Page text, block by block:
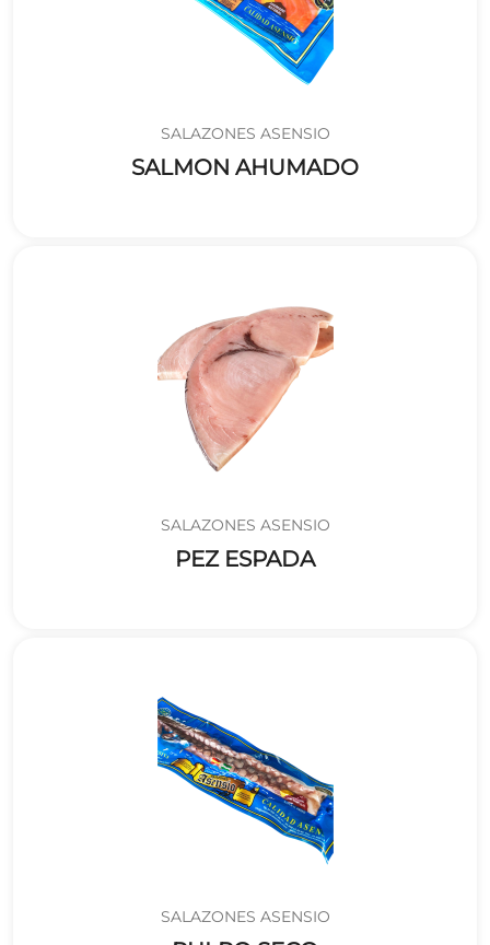
SALAZONES ASENSIO
SALMON AHUMADO
SALAZONES ASENSIO
PEZ ESPADA
SALAZONES ASENSIO